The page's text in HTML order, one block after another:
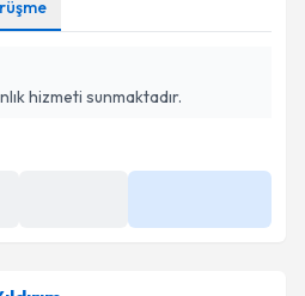
hizmeti sunmaktadır.